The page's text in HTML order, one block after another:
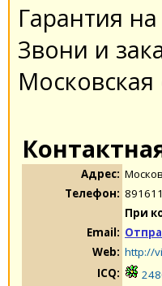
Гaрaнтия
Звони и
Московскaя
Адрес:
Телефон:
При
Email:
Web: http://
ICQ: